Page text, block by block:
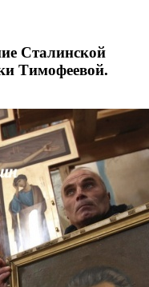
Сталинской
Тимофеевой.